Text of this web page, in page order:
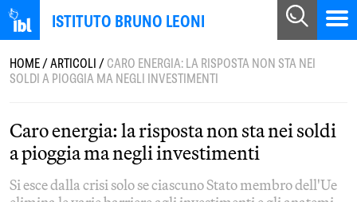
ISTITUTO BRUNO LEONI
HOME/ARTICOLI/CARO ENERGIA: LA RISPOSTA NON STA NEI
SOLDI A PIOGGIA MA NEGLI INVESTIMENTI
Caro energia: la risposta non sta nei soldi
a pioggia ma negli investimenti
Si esce dalla crisi solo se ciascuno Stato membro dell'Ue